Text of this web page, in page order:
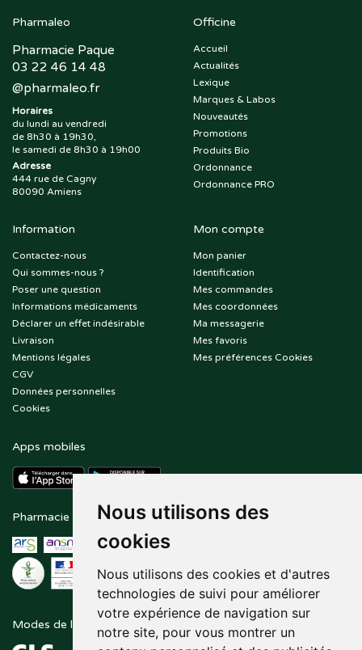
Nous utilisons des
cookies
Nous utilisons des cookies et d'autres
technologies de suivi pour améliorer
votre expérience de navigation sur
notre site, pour vous montrer un
Pharmaleo
Pharmacie Paque
03 22 46 14 48
@pharmaleo.fr
Horaires
du lundi au vendredi
de 8h30 à 19h30,
le samedi de 8h30 à 19h00
Adresse
444 rue de Cagny
80090 Amiens
Officine
Accueil
Actualités
Lexique
Marques & Labos
Nouveautés
Promotions
Produits Bio
Ordonnance
Ordonnance PRO
Information
Contactez-nous
Qui sommes-nous ?
Poser une question
Informations médicaments
Déclarer un effet indésirable
Livraison
Mentions légales
CGV
Données personnelles
Cookies
Mon compte
Mon panier
Identification
Mes commandes
Mes coordonnées
Ma messagerie
Mes favoris
Mes préférences Cookies
Apps mobiles
Pharmacie en ligne agréée Paiement sécurisé
Modes de livraison Suivez-nous sur